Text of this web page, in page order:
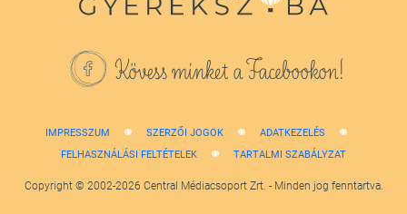
Kövess minket a Facebookon!
IMPRESSZUM SZERZŐI JOGOK
ADATKEZELÉS
FELHASZNÁLÁSI FELTÉTELEK
TARTALMI SZABÁLYZAT
Copyright © 2002-2026 Central Médiacsoport Zrt. - Minden jog fenntartva.